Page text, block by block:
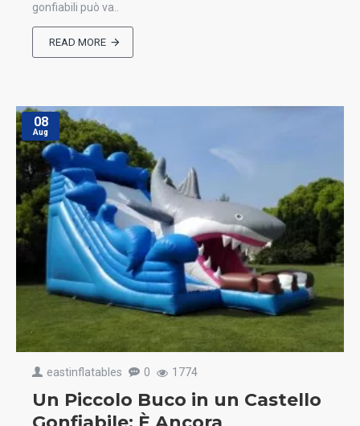
gonfiabili può va..
READ MORE
08
Aug
eastinflatables 0 1774
Un Piccolo Buco in un Castello